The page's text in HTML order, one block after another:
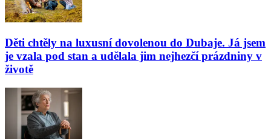
Děti chtěly na luxusní dovolenou do Dubaje. Já jsem
je vzala pod stan a udělala jim nejhezčí prázdniny v
životě